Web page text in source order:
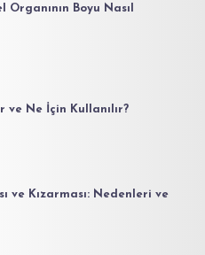
Organının Boyu Nasıl
Ne İçin Kullanılır?
ve Kızarması: Nedenleri ve